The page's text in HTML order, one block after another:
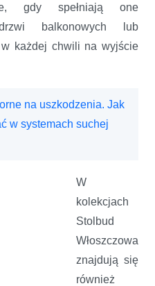
gdy spełniają one
balkonowych lub
każdej chwili na wyjście
na uszkodzenia. Jak
w systemach suchej
W
kolekcjach
Stolbud
Włoszczowa
znajdują się
również